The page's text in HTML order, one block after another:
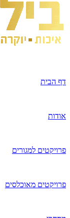
דף הבית
אודות
פרויקטים למגורים
פרויקטים מאוכלסים